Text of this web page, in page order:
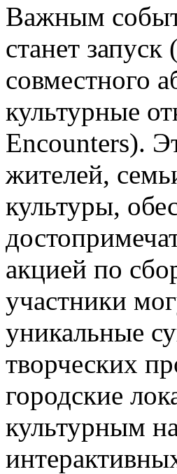
Важным
станет
совместного
культурные
Encounters).
жителей,
культуры,
акцией по
участники
уникальные
творческих
городские
культурным